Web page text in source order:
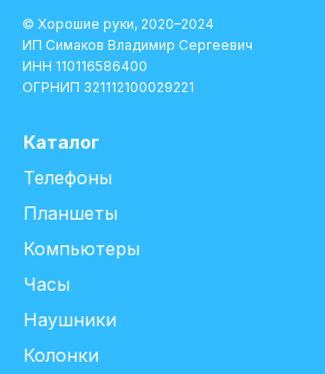
Каталог
Телефоны
Планшеты
Компьютеры
Часы
Наушники
Колонки
© Хорошие руки, 2020–2024
ИП Симаков Владимир Сергеевич
ИНН 110116586400
ОГРНИП 321112100029221